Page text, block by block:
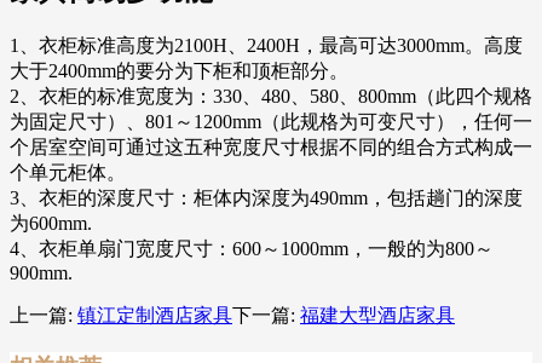
1、衣柜标准高度为2100H、2400H，最高可达3000mm。高度
大于2400mm的要分为下柜和顶柜部分。
2、衣柜的标准宽度为：330、480、580、800mm（此四个规格
为固定尺寸）、801～1200mm（此规格为可变尺寸），任何一
个居室空间可通过这五种宽度尺寸根据不同的组合方式构成一
个单元柜体。
3、衣柜的深度尺寸：柜体内深度为490mm，包括趟门的深度
为600mm.
4、衣柜单扇门宽度尺寸：600～1000mm，一般的为800～
900mm.
上一篇: 镇江定制酒店家具下一篇: 福建大型酒店家具